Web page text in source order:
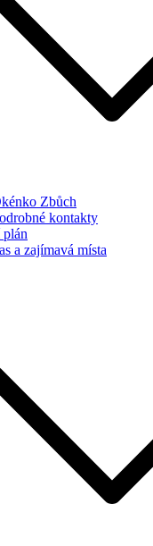
Zbůch
kontakty
a zajímavá místa